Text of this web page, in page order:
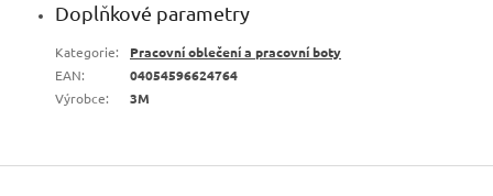
Doplňkové parametry
Kategorie:
Pracovní oblečení a pracovní boty
EAN:
04054596624764
Výrobce: 3M